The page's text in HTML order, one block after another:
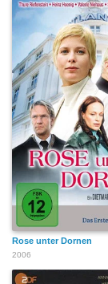
Rose unter Dornen
2006